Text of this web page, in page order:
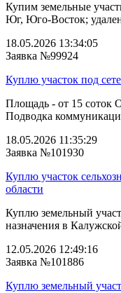
Купим земельные
Юг, Юго-Восток;
18.05.2026 13:34:05
Заявка №99924
Куплю участок под
Площадь - от 15 соток
Подводка
18.05.2026 11:35:29
Заявка №101930
Куплю участок
области
Куплю земельный
назначения в
12.05.2026 12:49:16
Заявка №101886
Куплю земельный